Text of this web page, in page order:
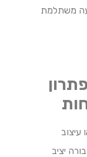
משתלמת
– פתרון
עיצוב
יציב